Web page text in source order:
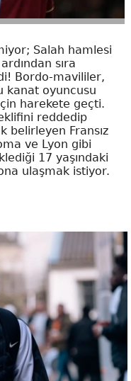
Salah hamlesi
sıra
Bordo-mavililer,
kanat oyuncusu
harekete geçti.
reddedip
belirleyen Fransız
ve Lyon gibi
17 yaşındaki
ulaşmak istiyor.